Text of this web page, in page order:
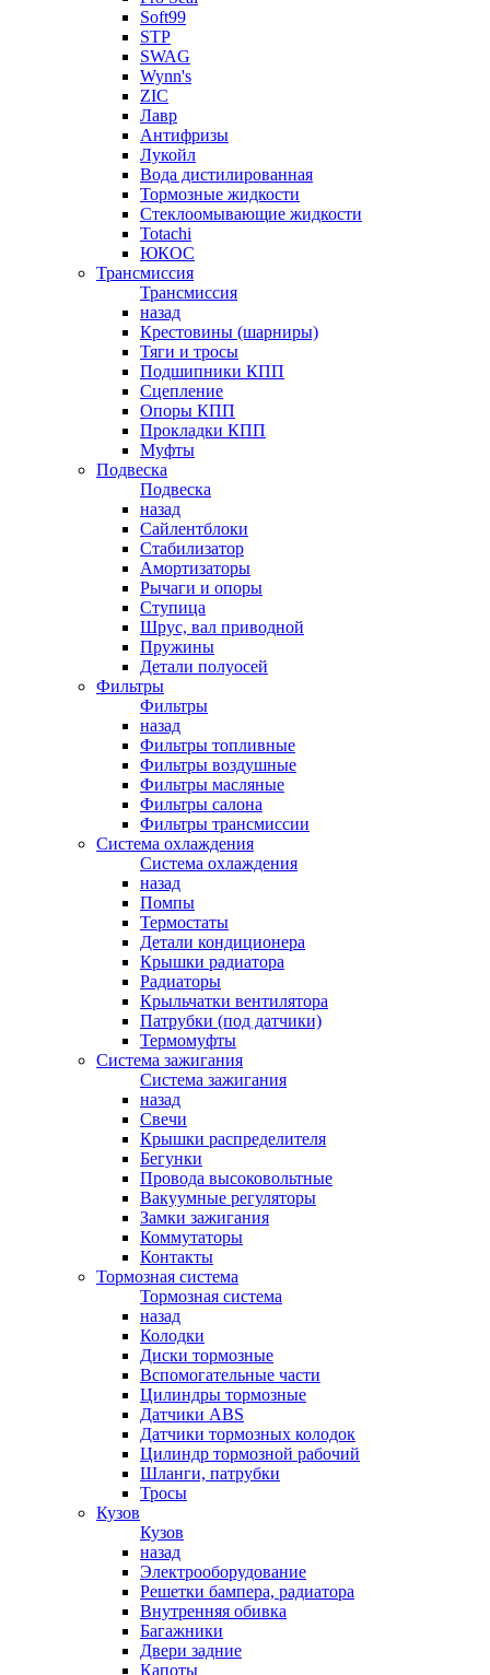
Soft99
STP
SWAG
Wynn's
ZIC
Лавр
Антифризы
Лукойл
Вода дистилированная
Тормозные жидкости
Стеклоомывающие жидкости
Totachi
ЮКОС
Трансмиссия
Трансмиссия
назад
Крестовины (шарниры)
Тяги и тросы
Подшипники КПП
Сцепление
Опоры КПП
Прокладки КПП
Муфты
Подвеска
Подвеска
назад
Сайлентблоки
Стабилизатор
Амортизаторы
Рычаги и опоры
Ступица
Шрус, вал приводной
Пружины
Детали полуосей
Фильтры
Фильтры
назад
Фильтры топливные
Фильтры воздушные
Фильтры масляные
Фильтры салона
Фильтры трансмиссии
Система охлаждения
Система охлаждения
назад
Помпы
Термостаты
Детали кондиционера
Крышки радиатора
Радиаторы
Крыльчатки вентилятора
Патрубки (под датчики)
Термомуфты
Система зажигания
Система зажигания
назад
Свечи
Крышки распределителя
Бегунки
Провода высоковольтные
Вакуумные регуляторы
Замки зажигания
Коммутаторы
Контакты
Тормозная система
Тормозная система
назад
Колодки
Диски тормозные
Вспомогательные части
Цилиндры тормозные
Датчики ABS
Датчики тормозных колодок
Цилиндр тормозной рабочий
Шланги, патрубки
Тросы
Кузов
Кузов
назад
Электрооборудование
Решетки бампера, радиатора
Внутренняя обивка
Багажники
Двери задние
Капоты